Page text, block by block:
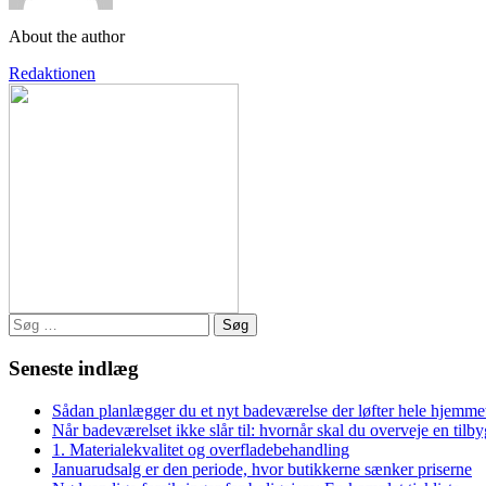
About the author
Redaktionen
Søg
efter:
Seneste indlæg
Sådan planlægger du et nyt badeværelse der løfter hele
Når badeværelset ikke slår til: hvornår skal du overveje en
1. Materialekvalitet og overfladebehandling
Januarudsalg er den periode, hvor butikkerne sænker priserne